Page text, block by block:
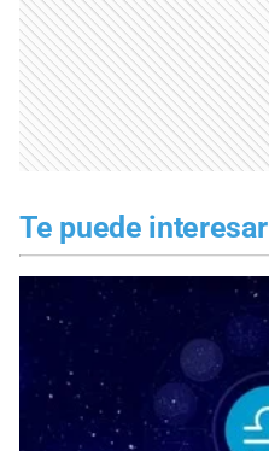
Te puede interesar